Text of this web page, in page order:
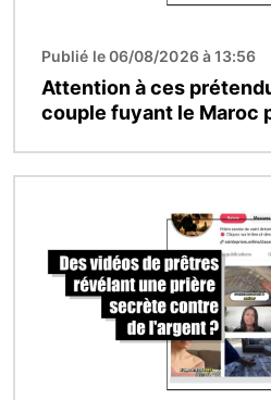
Publié le 06/08/2026 à 13:56
Attention à ces
couple fuyant le Maroc